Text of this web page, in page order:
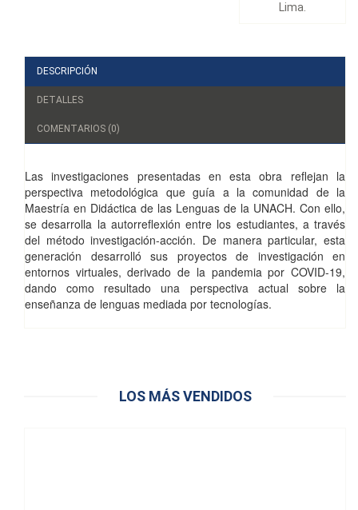
Lima.
DESCRIPCIÓN
DETALLES
COMENTARIOS (0)
Las investigaciones presentadas en esta obra reflejan la
perspectiva metodológica que guía a la comunidad de la
Maestría en Didáctica de las Lenguas de la UNACH. Con ello,
se desarrolla la autorreflexión entre los estudiantes, a través
del método investigación-acción. De manera particular, esta
generación desarrolló sus proyectos de investigación en
entornos virtuales, derivado de la pandemia por COVID-19,
dando como resultado una perspectiva actual sobre la
enseñanza de lenguas mediada por tecnologías.
LOS MÁS VENDIDOS